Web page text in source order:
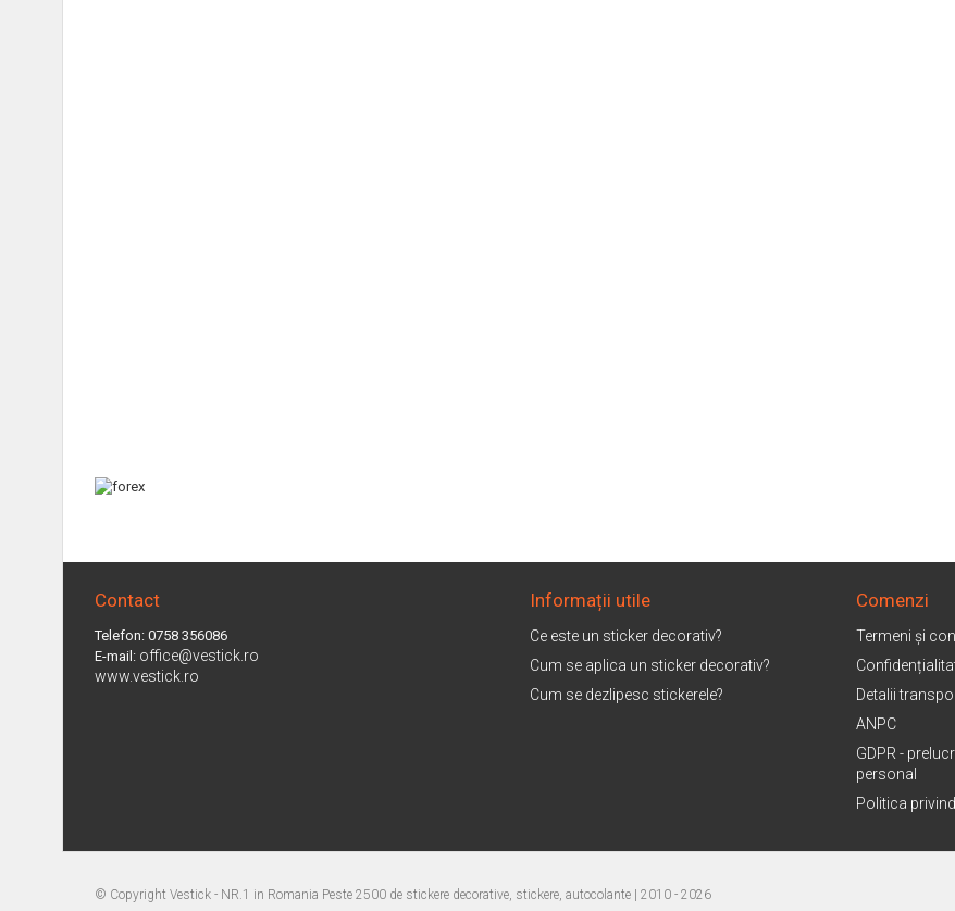
Contact
Telefon: 0758 356086
E-mail: office@vestick.ro
www.vestick.ro
Informații utile
Ce este un sticker decorativ?
Cum se aplica un sticker decorativ?
Cum se dezlipesc stickerele?
Comenzi
Termeni și
Detalii
ANPC
GDPR -
personal
Politica
© Copyright Vestick - NR.1 in Romania Peste 2500 de stickere decorative, stickere, autocolante | 2010 - 2026